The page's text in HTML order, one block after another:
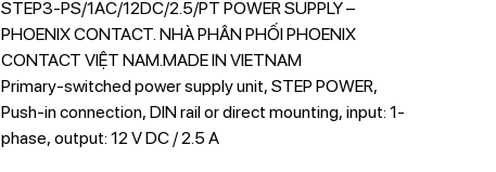
STEP3-PS/1AC/12DC/2.5/PT POWER SUPPLY –
PHOENIX CONTACT. NHÀ PHÂN PHỐI PHOENIX
CONTACT VIỆT NAM.MADE IN VIETNAM
Primary-switched power supply unit, STEP POWER,
Push-in connection, DIN rail or direct mounting, input: 1-
phase, output: 12 V DC / 2.5 A